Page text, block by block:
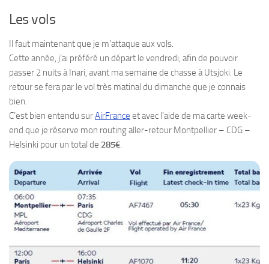
Les vols
Il faut maintenant que je m’attaque aux vols.
Cette année, j’ai préféré un départ le vendredi, afin de pouvoir
passer 2 nuits à Inari, avant ma semaine de chasse à Utsjoki. Le
retour se fera par le vol très matinal du dimanche que je connais
bien.
C’est bien entendu surAirFrance et avec l’aide de ma carte week-
end que je réserve mon routing aller-retour Montpellier – CDG –
Helsinki pour un total de 285€.